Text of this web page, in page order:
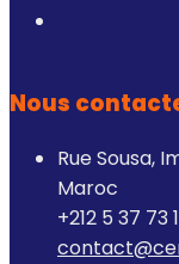
Nous
Rue Sousa,
Maroc
+212 5 37 73